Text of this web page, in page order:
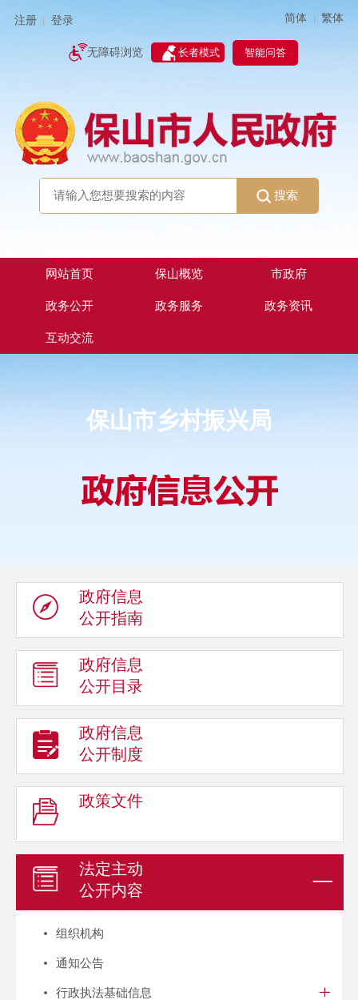
注册 登录 简体 | 繁体
无障碍浏览 长者模式 智能问答
搜索
网站首页 保山概览 市政府
政务公开 政务服务 政务资讯
互动交流
保山市乡村振兴局
政府信息
公开指南
政府信息
公开目录
政府信息
公开制度
政策文件
法定主动
公开内容
组织机构
通知公告
行政执法基础信息